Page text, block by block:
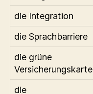
die Integration
die Sprachbarriere
die grüne
Versicherungskarte
die